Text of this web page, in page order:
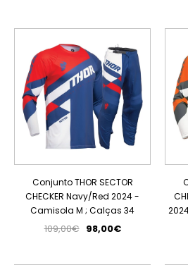
Conjunto THOR SECTOR
CHECKER Navy/Red 2024 -
Camisola M ; Calças 34
109,00€ 98,00€